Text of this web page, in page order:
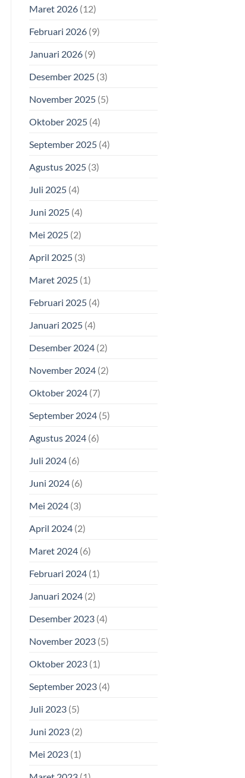
Maret 2026(12)
Februari 2026(9)
Januari 2026(9)
Desember 2025(3)
November 2025(5)
Oktober 2025(4)
September 2025(4)
Agustus 2025(3)
Juli 2025(4)
Juni 2025(4)
Mei 2025(2)
April 2025(3)
Maret 2025(1)
Februari 2025(4)
Januari 2025(4)
Desember 2024(2)
November 2024(2)
Oktober 2024(7)
September 2024(5)
Agustus 2024(6)
Juli 2024(6)
Juni 2024(6)
Mei 2024(3)
April 2024(2)
Maret 2024(6)
Februari 2024(1)
Januari 2024(2)
Desember 2023(4)
November 2023(5)
Oktober 2023(1)
September 2023(4)
Juli 2023(5)
Juni 2023(2)
Mei 2023(1)